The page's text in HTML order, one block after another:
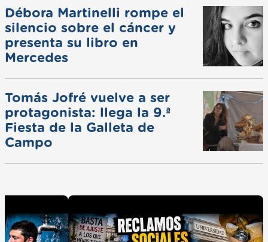
Débora Martinelli rompe el
silencio sobre el cáncer y
presenta su libro en
Mercedes
Tomás Jofré vuelve a ser
protagonista: llega la 9.ª
Fiesta de la Galleta de
Campo